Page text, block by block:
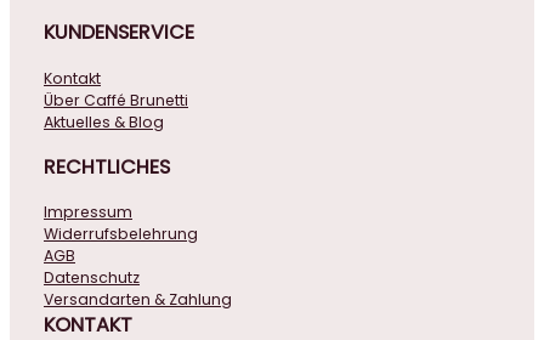
KUNDENSERVICE
Kontakt
Über Caffé Brunetti
Aktuelles & Blog
RECHTLICHES
Impressum
Widerrufsbelehrung
AGB
Datenschutz
Versandarten & Zahlung
KONTAKT